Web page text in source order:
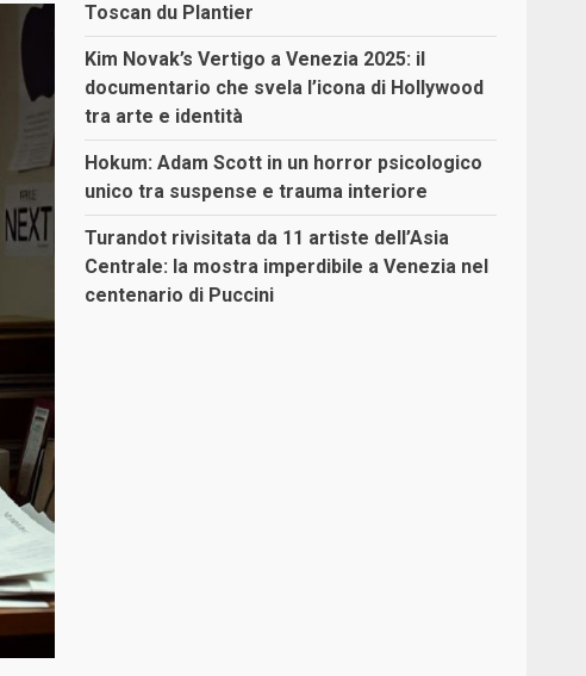
Toscan du Plantier
Kim Novak’s Vertigo a Venezia 2025: il
documentario che svela l’icona di Hollywood
tra arte e identità
Hokum: Adam Scott in un horror psicologico
unico tra suspense e trauma interiore
Turandot rivisitata da 11 artiste dell’Asia
Centrale: la mostra imperdibile a Venezia nel
centenario di Puccini